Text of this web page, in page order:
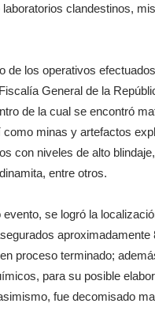
clandestinos,
de los operativos
General de la
de la cual se encontró
minas y artefactos
con niveles de alto
entre otros.
evento, se logró la
proceso terminado;
para su posible
fue decomisado